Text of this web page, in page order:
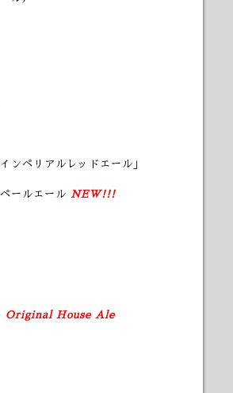
ンペリアルレッドエール」
ールエール NEW!!!
Original House Ale